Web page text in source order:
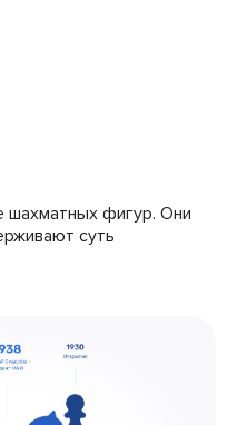
шахматных фигур. Они
суть